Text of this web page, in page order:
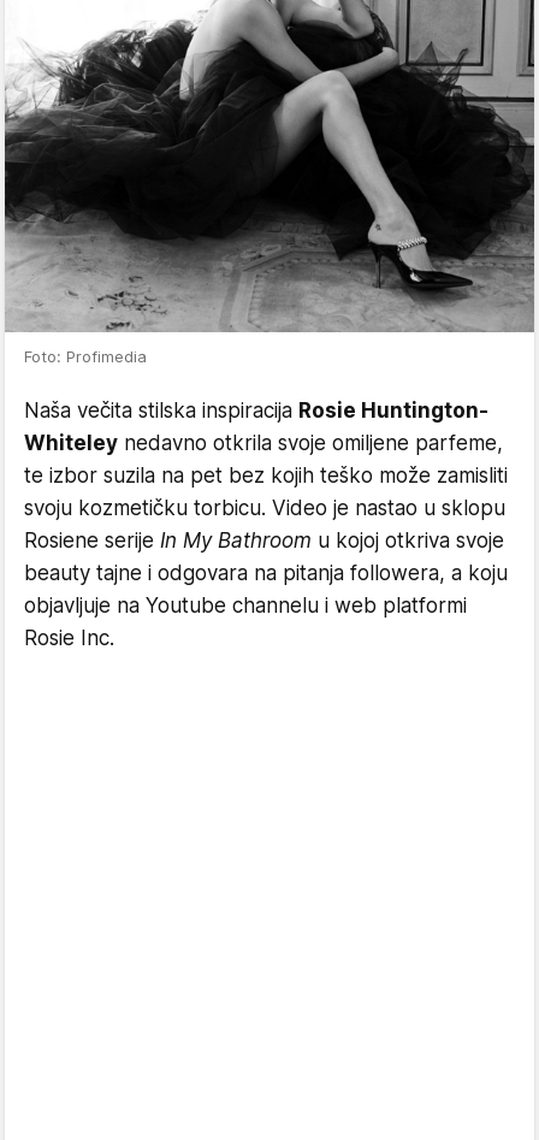
Foto: Profimedia
Naša večita stilska inspiracija Rosie Huntington-
Whiteley nedavno otkrila svoje omiljene parfeme,
te izbor suzila na pet bez kojih teško može zamisliti
svoju kozmetičku torbicu. Video je nastao u sklopu
Rosiene serije In My Bathroom u kojoj otkriva svoje
beauty tajne i odgovara na pitanja followera, a koju
objavljuje na Youtube channelu i web platformi
Rosie Inc.